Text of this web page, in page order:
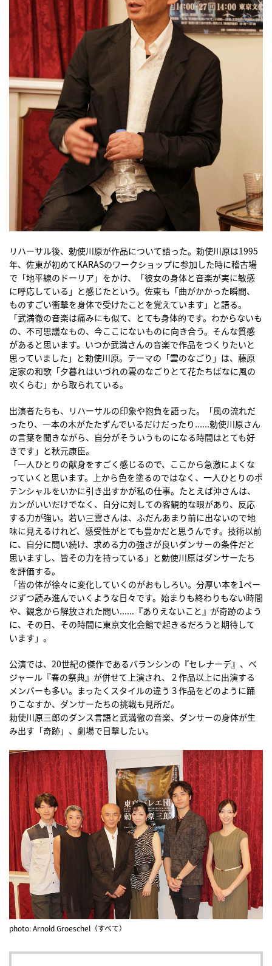
リハーサル後、勅使川原が作品について語った。勅使川原は1995
年、佐東が初めてKARASのワークショップに参加した時に稽古場
で「地平線のドーリア」をかけ、「彼女の身体と音楽が実に敏感
に呼応している」と感じたという。佐東も「曲がかかった瞬間、
ものすごい衝撃を身体で受けたことを覚えています」と語る。
「武満徹の音楽は痛みにも似て、とても身体的です。わからないも
の、不可思議なもの、今ここにないものに向き合う。そんな質感
があると思います。いつか武満さんの音楽で作品をつくりたいと
思っていました」と勅使川原。テーマの「雲のなごり」は、藤原
定家の和歌「夕暮れはいづれの雲のなごりとて花たちばなに風の
吹くらむ」から取られている。
出演者たちも、リハーサルの印象や抱負を語った。「風の流れだ
ったり、一本の木がたたずんでいるだけだったり......勅使川原さん
の言葉を聞きながら、自分がそういうものになる時間はとても好
きです」と秋元康臣。
「一人ひとりの献身をすごく感じるので、ここから急激によくな
っていくと思います。上から色を塗るのではなく、一人ひとりのポ
テンシャルをいかに引き出すかが私の仕事。たとえば沖さんは、
カンがいいだけでなく、自分に対しての客観的な眼があり、反応
する力が強い。若い三雲さんは、ふだんあまり前に出ないので地
味に見えるけれど、感受性がとても豊かだと思うんです。技術以前
に、自分に問い続け、求める力の強さが良いダンサーの条件だと
思いますし、皆その力を持っている」と勅使川原はダンサーたち
を評価する。
「皆の体が徐々に変化していくのがおもしろい。分厚い本を1ペー
ジずつ読み進んでいくような日々です。始まりも終わりもない時間
や、観念から解放された問い......『ありえないこと』が奇跡のよう
に、その日、その時間に東京文化会館で起きるだろうと期待して
います」。
公演では、20世紀の傑作であるバランシンの『セレナーデ』、ベ
ジャール『春の祭典』が併せて上演され、２作品以上に出演する
メンバーも多い。まったくスタイルの違う３作品をどのように踊
りこなすか、ダンサーたちの挑戦も見所だ。
勅使川原三郎のダンス言語と武満徹の音楽、ダンサーの身体が生
み出す「奇跡」、劇場で目撃したい。
photo: Arnold Groeschel（すべて）